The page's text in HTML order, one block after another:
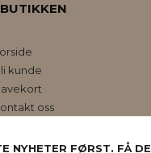
kunde
oss
NYHETER FØRST. FÅ DE